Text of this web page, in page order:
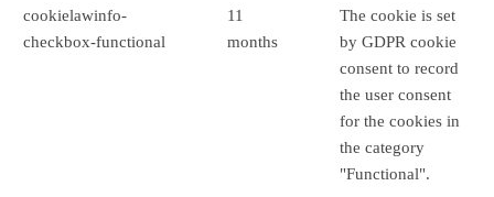
cookielawinfo-
checkbox-functional
11
months
The cookie is set
by GDPR cookie
consent to record
the user consent
for the cookies in
the category
"Functional".